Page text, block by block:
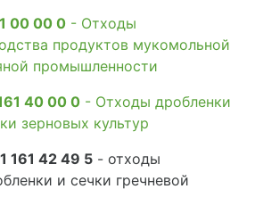
00 00 0 - Отходы
продуктов мукомольной
промышленности
40 00 0 - Отходы дробленки
зерновых культур
161 42 49 5 - отходы
и сечки гречневой